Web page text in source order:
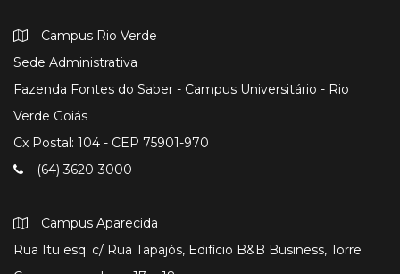
Campus Rio Verde
Sede Administrativa
Fazenda Fontes do Saber - Campus Universitário - Rio
Verde Goiás
Cx Postal: 104 - CEP 75901-970
(64) 3620-3000
Campus Aparecida
Rua Itu esq. c/ Rua Tapajós, Edifício B&B Business, Torre